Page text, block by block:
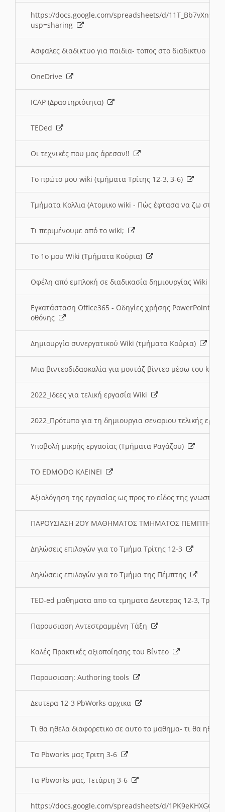
https://docs.google.com/spreadsheets/d/
usp=sharing
Ασφαλες διαδικτυο για παιδια- τοπος στο διαδικτυο
OneDrive
ICAP (Δραστηριότητα)
TEDed
Οι τεχνικές που μας άρεσαν!!
Το πρώτο μου wiki (τμήματα Τρίτης 12-3, 3-6)
Τμήματα Κολλια (Ατομικο wiki - Πώς έφτασα να ζω στην
Τι περιμένουμε από το wiki;
Το 1ο μου Wiki (Τμήματα Κούρια)
Οφέλη από εμπλοκή σε διαδικασία δημιουργίας Wiki
Εγκατάσταση Office365 - Οδηγίες χρήσης PowerPoint
οθόνης
Δημιουργία συνεργατικού Wiki (τμήματα Κούρια)
Μια βιντεοδιδασκαλία για μοντάζ βίντεο μέσω του
2022_Ιδεες για τελική εργασία Wiki
2022_Πρότυπο για τη δημιουργια σεναριου τελικής
Υποβολή μικρής εργασίας (Τμήματα Ραγάζου)
ΤΟ EDMODO ΚΛΕΙΝΕΙ
Αξιολόγηση της εργασίας ως προς το είδος της
ΠΑΡΟΥΣΙΑΣΗ 2ΟΥ ΜΑΘΗΜΑΤΟΣ ΤΜΗΜΑΤΟΣ
Δηλώσεις επιλογών για το Τμήμα Τρίτης 12-3
Δηλώσεις επιλογών για το Τμήμα της Πέμπτης
TED-ed μαθηματα απο τα τμηματα Δευτερας 12-3,
Παρουσιαση Αντεστραμμένη Τάξη
Καλές Πρακτικές αξιοποίησης του Βίντεο
Παρουσιαση: Authoring tools
Δευτερα 12-3 PbWorks αρχικα
Τι θα ηθελα διαφορετικο σε αυτο το μαθημα- τι θα
Τα Pbworks μας Τριτη 3-6
Τα Pbworks μας, Τετάρτη 3-6
https://docs.google.com/spreadsheets/d/